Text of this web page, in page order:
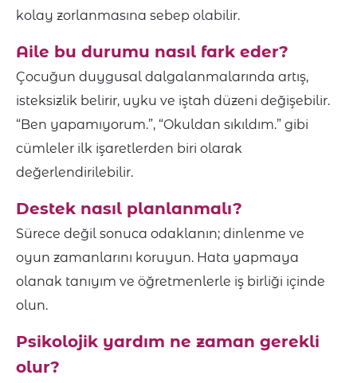
kolay zorlanmasına sebep olabilir.
Aile bu durumu nasıl fark eder?
Çocuğun duygusal dalgalanmalarında artış,
isteksizlik belirir, uyku ve iştah düzeni değişebilir.
“Ben yapamıyorum.”, “Okuldan sıkıldım.” gibi
cümleler ilk işaretlerden biri olarak
değerlendirilebilir.
Destek nasıl planlanmalı?
Sürece değil sonuca odaklanın; dinlenme ve
oyun zamanlarını koruyun. Hata yapmaya
olanak tanıyım ve öğretmenlerle iş birliği içinde
olun.
Psikolojik yardım ne zaman gerekli
olur?